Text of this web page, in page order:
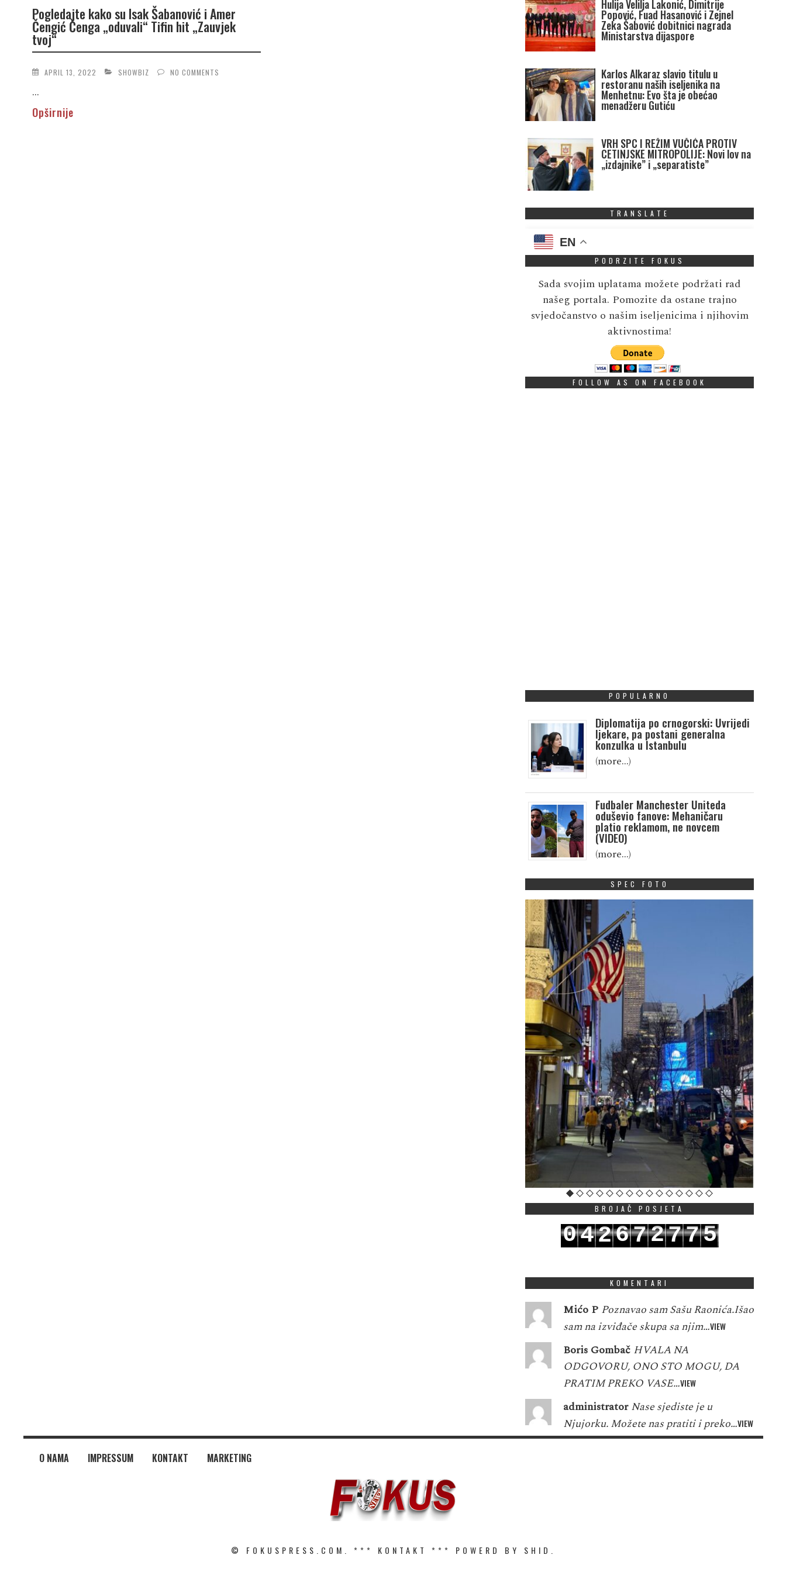
Pogledajte kako su Isak Šabanović i Amer
Čengić Čenga „oduvali“ Tifin hit „Zauvjek
tvoj“
APRIL 13, 2022 SHOWBIZ NO COMMENTS
...
Opširnije
Hulija Velilja Lakonić, Dimitrije
Popović, Fuad Hasanović i Zejnel
Zeka Šabović dobitnici nagrada
Ministarstva dijaspore
Karlos Alkaraz slavio titulu u
restoranu naših iseljenika na
Menhetnu: Evo šta je obećao
menadžeru Gutiću
VRH SPC I REŽIM VUČIĆA PROTIV
CETINJSKE MITROPOLIJE: Novi lov na
„izdajnike” i „separatiste”
TRANSLATE
EN
PODRZITE FOKUS
Sada svojim uplatama možete podržati rad
našeg portala. Pomozite da ostane trajno
svjedočanstvo o našim iseljenicima i njihovim
aktivnostima!
FOLLOW AS ON FACEBOOK
POPULARNO
Diplomatija po crnogorski: Uvrijedi
ljekare, pa postani generalna
konzulka u Istanbulu
(more…)
Fudbaler Manchester Uniteda
oduševio fanove: Mehaničaru
platio reklamom, ne novcem
(VIDEO)
(more…)
SPEC FOTO
BROJAČ POSJETA
042672775
KOMENTARI
Mićo P Poznavao sam Sašu Raonića.Išao
sam na izviđače skupa sa njim…VIEW
Boris Gombač HVALA NA
ODGOVORU, ONO STO MOGU, DA
PRATIM PREKO VASE…VIEW
administrator Nase sjediste je u
Njujorku. Možete nas pratiti i preko…VIEW
O NAMA IMPRESSUM KONTAKT MARKETING
© FOKUSPRESS.COM. *** KONTAKT *** POWERD BY SHID.